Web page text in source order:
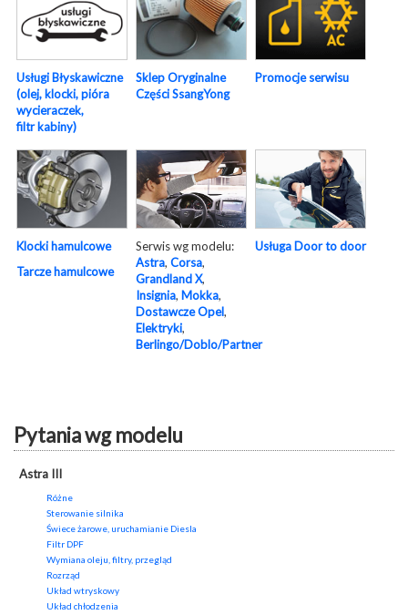
Usługi Błyskawiczne
(olej, klocki, pióra
wycieraczek,
filtr kabiny)
Sklep Oryginalne
Części SsangYong
Promocje serwisu
Klocki hamulcowe
Tarcze hamulcowe
Serwis wg modelu:
Astra, Corsa,
Grandland X,
Insignia, Mokka,
Dostawcze Opel,
Elektryki,
Berlingo/Doblo/Partner
Usługa Door to door
Pytania wg modelu
Astra III
Różne
Sterowanie silnika
Świece żarowe, uruchamianie Diesla
Filtr DPF
Wymiana oleju, filtry, przegląd
Rozrząd
Układ wtryskowy
Układ chłodzenia